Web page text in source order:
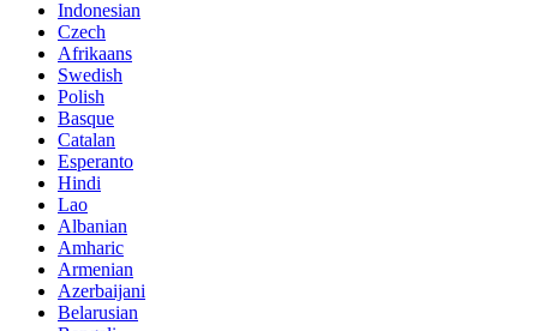
Indonesian
Czech
Afrikaans
Swedish
Polish
Basque
Catalan
Esperanto
Hindi
Lao
Albanian
Amharic
Armenian
Azerbaijani
Belarusian